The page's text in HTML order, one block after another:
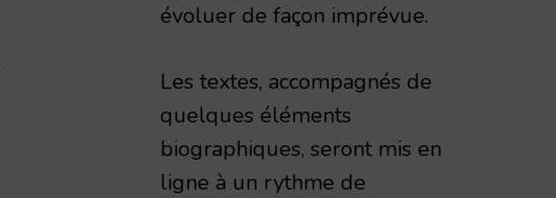
évoluer de façon imprévue.
Les textes, accompagnés de
quelques éléments
biographiques, seront mis en
ligne à un rythme de